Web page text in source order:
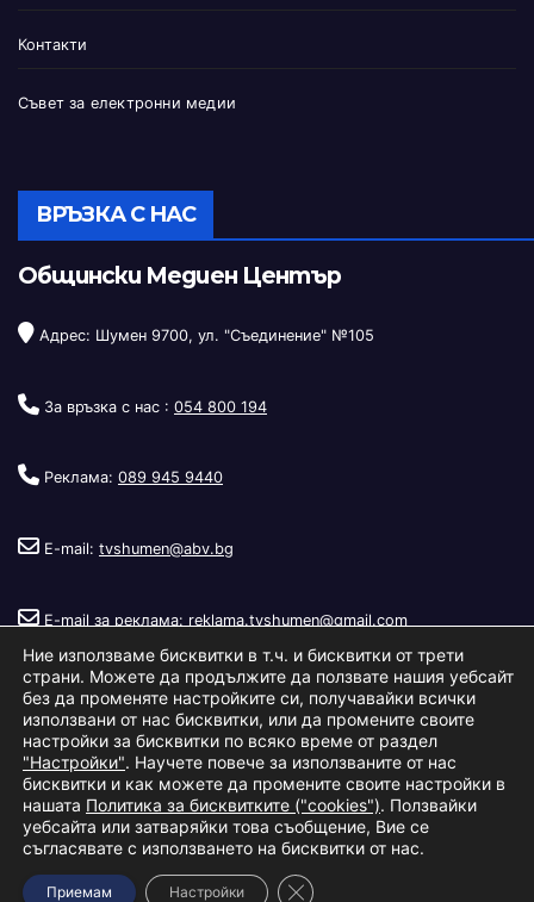
Контакти
Съвет за електронни медии
ВРЪЗКА С НАС
Общински Медиен Център
Адрес: Шумен 9700, ул. "Съединение" №105
За връзка с нас : 054 800 194
Реклама: 089 945 9440
E-mail: tvshumen@abv.bg
E-mail за реклама: reklama.tvshumen@gmail.com
Copyright © 2026Телевизия Шумен.|Изработка: S.I.T Solutions
Ltd.
За насРекламаУсловия за ползване
Политика за бисквитки
Ние използваме бисквитки в т.ч. и бисквитки от трети
страни. Можете да продължите да ползвате нашия уебсайт
без да променяте настройките си, получавайки всички
използвани от нас бисквитки, или да промените своите
настройки за бисквитки по всяко време от раздел
"Настройки". Научете повече за използваните от нас
бисквитки и как можете да промените своите настройки в
нашата Политика за бисквитките ("cookies"). Ползвайки
уебсайта или затваряйки това съобщение, Вие се
съгласявате с използването на бисквитки от нас.
Приемам Настройки Close GDPR Cookie Banner